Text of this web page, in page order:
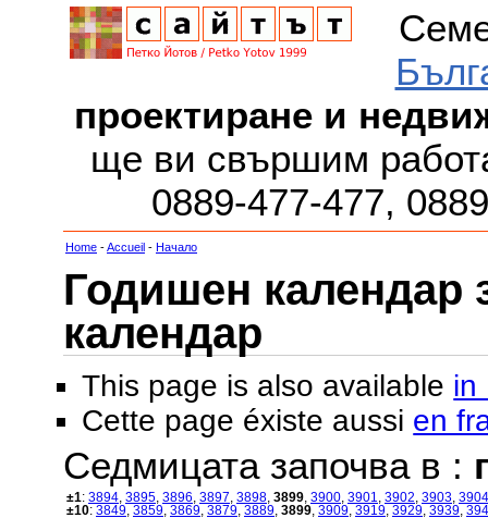
проектиране и
ще ви свършим
0889-477-477,
Home -Accueil - Начало
Годишен календар
календар
This page is also available in
Cette page éxiste aussi en
Седмицата започва в :
±1: 3894 3895 3896 3897 3898 3899 3900 3901 3902 3903 3904
±10: 3849 3859 3869 3879 3889 3899 3909 3919 3929 3939